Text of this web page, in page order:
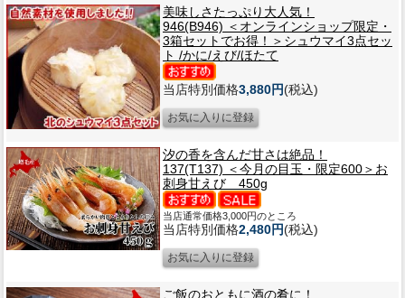
美味しさたっぷり大人気！
946(B946) ＜オンラインショップ限定・
3箱セットでお得！＞シュウマイ3点セッ
ト /かに/えび/ほたて
当店特別価格3,880円(税込)
汐の香を含んだ甘さは絶品！
137(T137) ＜今月の目玉・限定600＞お
刺身甘えび 450g
当店通常価格3,000円のところ
当店特別価格2,480円(税込)
ご飯のおともに酒の肴に！